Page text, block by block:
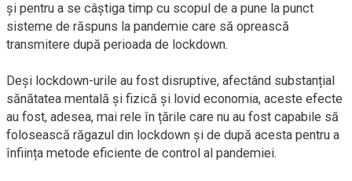
și pentru a se câștiga timp cu scopul de a pune la punct
sisteme de răspuns la pandemie care să oprească
transmitere după perioada de lockdown.
Deși lockdown-urile au fost disruptive, afectând substanțial
sănătatea mentală și fizică și lovid economia, aceste efecte
au fost, adesea, mai rele în țările care nu au fost capabile să
folosească răgazul din lockdown și de după acesta pentru a
înființa metode eficiente de control al pandemiei.